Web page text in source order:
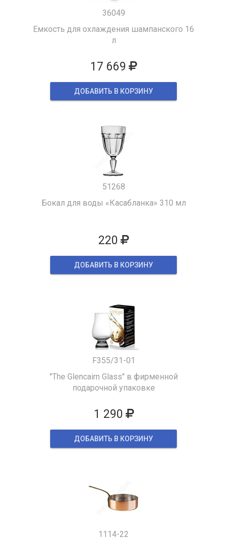
36049
Емкость для охлаждения шампанского 16
л
17 669
ДОБАВИТЬ В КОРЗИНУ
51268
Бокал для воды «Касабланка» 310 мл
220
ДОБАВИТЬ В КОРЗИНУ
F355/31-01
"The Glencairn Glass" в фирменной
подарочной упаковке
1 290
ДОБАВИТЬ В КОРЗИНУ
1114-22